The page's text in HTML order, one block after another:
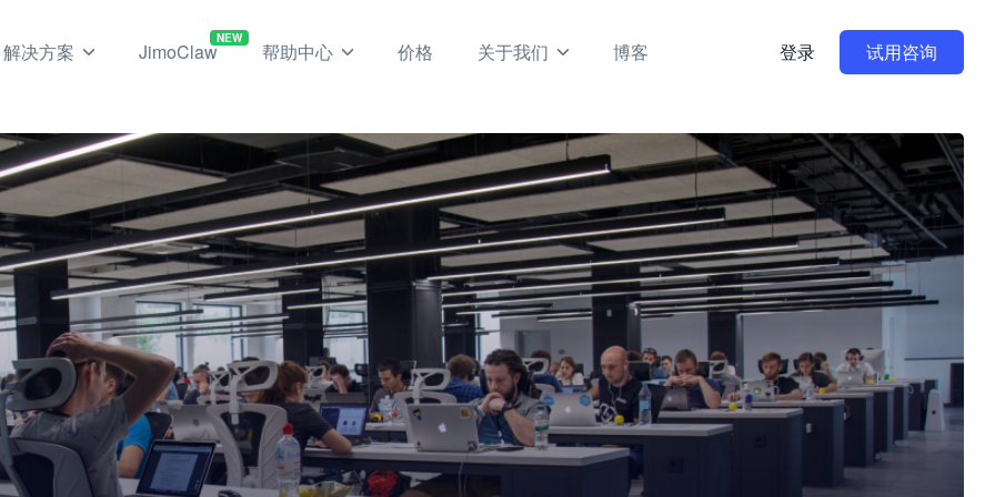
解决方案 JimoClaw
NEW
帮助中心 价格 关于我们 博客 登录 试用咨询